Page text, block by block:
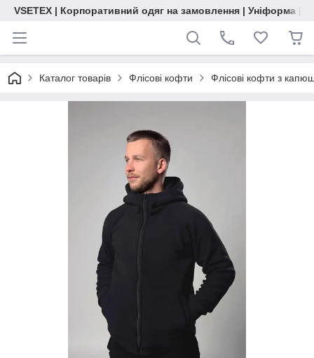
VSETEX | Корпоративний одяг на замовлення | Уніформа |
Каталог товарів Флісові кофти Флісові кофти з